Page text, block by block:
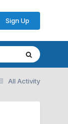
Sign Up
All Activity